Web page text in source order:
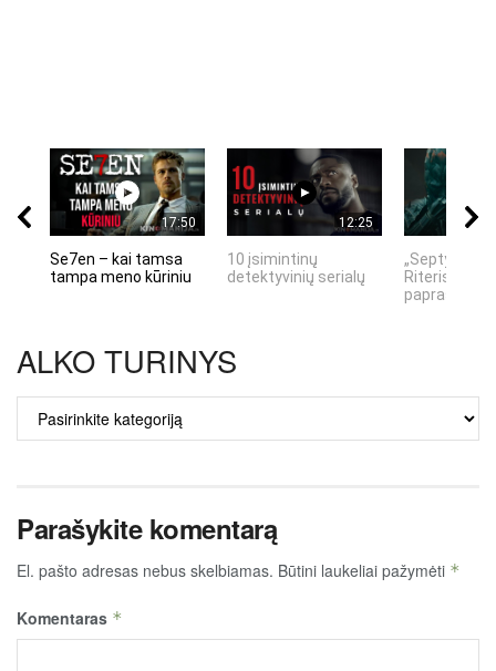
17:50
Se7en – kai tamsa
tampa meno kūriniu
12:25
10 įsimintinų
detektyvinių serialų
„Septynių
Riteris" – kai
ALKO TURINYS
ALKO
TURINYS
Parašykite komentarą
El. pašto adresas nebus skelbiamas. Būtini laukeliai pažymėti *
Komentaras *